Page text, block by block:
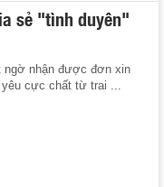
sẻ "tình duyên"
ngờ nhận được đơn xin
cực chất từ trai ...